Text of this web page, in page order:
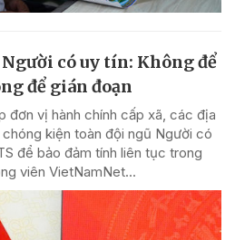
có uy tín: Không để
để gián đoạn
đơn vị hành chính cấp xã, các địa
chóng kiện toàn đội ngũ Người có
để bảo đảm tính liên tục trong
viên VietNamNet...